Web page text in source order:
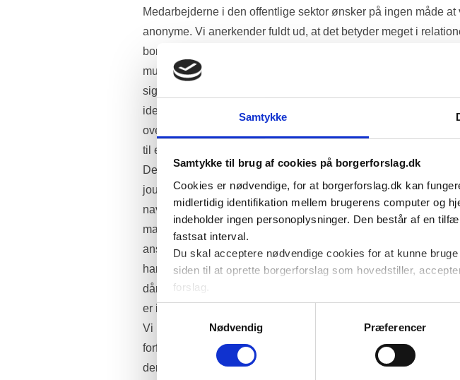
Samtykke
Samtykke til brug af cookies på borgerforslag.dk
Cookies er nødvendige, for at borgerforslag.dk kan
midlertidig identifikation mellem brugerens computer og
indeholder ingen personoplysninger. Den består af en
fastsat interval.
Du skal acceptere nødvendige cookies for at kunne
siden til at oprette borgerforslag som hovedstiller,
forslag.
Folketinget bruger statistik cookies til at undersøge,
brugervenligheden. Oplysningerne er anonymiserede og
Samtykkevalg
Nødvendig
Præferencer
Medarbejderne i den offentlige sektor ønsker på ingen måde
anonyme. Vi anerkender fuldt ud, at det betyder meget i
borgeren og for dennes nærmeste. Derfor er det vigtigt, at vi
mulighed for at bruge fornavne og eventuelt tjenestenummer.
sig selv har ingen ekstra værdi, da en medarbejder til en hver tid
identificeres af dennes leder på arbejdspladsen. Ønsker en
over behandling, afgørelse af en sag, eller andet, kan man som
til en hver tid blive stillet til ansvar for sine handlinger.
Det betyder, at man som medarbejder er ubeskyttet og alle som
journal/ sag frit kan få oplyst alt om medarbejderen. Ved at
navn på internettet kan man i dag så let som ingenting få alle
man lyster, f.eks. adresse, billeder af familien og børn. Det gør
ansatte ikke har den samme retssikkerhed som andre i
har vi erfaring med borgere, der på grund af sygdom eller
dårlig behandling, handler i affekt og på den måde bliver
er i sig selv er et problem for den enkelte.
Vi har eksempler på, hvordan medarbejdere er blevet truet med
forfulgt, er blevet opsøgt på deres hjem adresse, fået tilsendt
deres børn eller anden familie optræder, fået beskeder på sms